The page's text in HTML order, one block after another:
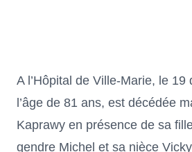
A l’Hôpital de Ville-Marie, le
l’âge de 81 ans, est décédée
Kaprawy en présence de sa
gendre Michel et sa nièce